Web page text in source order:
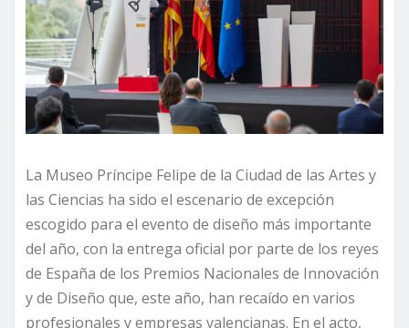
La Museo Príncipe Felipe de la Ciudad de las Artes y
las Ciencias ha sido el escenario de excepción
escogido para el evento de diseño más importante
del año, con la entrega oficial por parte de los reyes
de España de los Premios Nacionales de Innovación
y de Diseño que, este año, han recaído en varios
profesionales y empresas valencianas. En el acto,